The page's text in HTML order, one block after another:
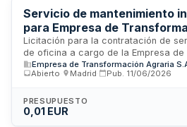
Servicio de mantenimiento
para Empresa de
Licitación para la contratación de
de oficina a cargo de la Empresa
S.A., S.M.E., M.P. (TRAGSA). El
de conservación, limpieza y
funcionalidad y estado óptimo de las
administrativas. El servicio se orienta
Empresa de Transformación Agraria
Abierto
Madrid Pub. 11/06/2026
PRESUPUESTO
0,01 EUR